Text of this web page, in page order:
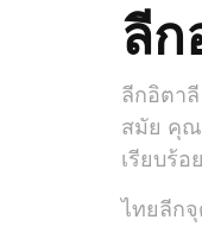
ลี
ลีกอิตา
สมัย คุณ
เรียบร้
ไทยลีก